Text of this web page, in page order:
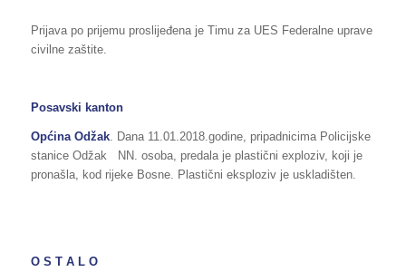
Prijava po prijemu proslijeđena je Timu za UES Federalne uprave
civilne zaštite.
Posavski kanton
Općina Odžak. Dana 11.01.2018.godine, pripadnicima Policijske
stanice Odžak NN. osoba, predala je plastični exploziv, koji je
pronašla, kod rijeke Bosne. Plastični eksploziv je uskladišten.
O S T A L O